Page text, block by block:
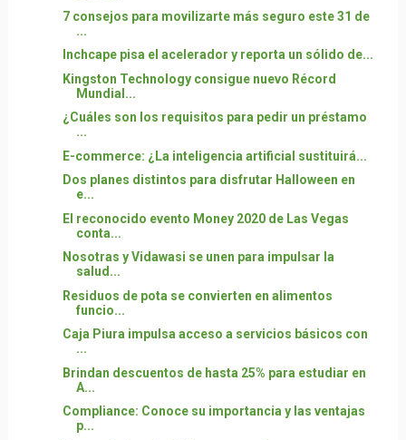
7 consejos para movilizarte más seguro este 31 de
...
Inchcape pisa el acelerador y reporta un sólido de...
Kingston Technology consigue nuevo Récord
Mundial...
¿Cuáles son los requisitos para pedir un préstamo
...
E-commerce: ¿La inteligencia artificial sustituirá...
Dos planes distintos para disfrutar Halloween en
e...
El reconocido evento Money 2020 de Las Vegas
conta...
Nosotras y Vidawasi se unen para impulsar la
salud...
Residuos de pota se convierten en alimentos
funcio...
Caja Piura impulsa acceso a servicios básicos con
...
Brindan descuentos de hasta 25% para estudiar en
A...
Compliance: Conoce su importancia y las ventajas
p...